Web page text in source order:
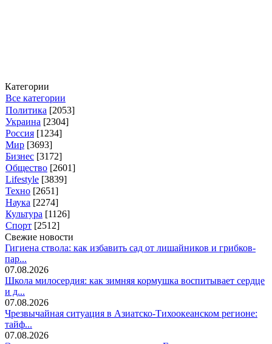
Категории
Все категории
Политика [2053]
Украина [2304]
Россия [1234]
Мир [3693]
Бизнес [3172]
Общество [2601]
Lifestyle [3839]
Техно [2651]
Наука [2274]
Культура [1126]
Спорт [2512]
Свежие новости
Гигиена ствола: как избавить сад от лишайников и грибков-
пар...
07.08.2026
Школа милосердия: как зимняя кормушка воспитывает сердце
и д...
07.08.2026
Чрезвычайная ситуация в Азиатско-Тихоокеанском регионе:
тайф...
07.08.2026